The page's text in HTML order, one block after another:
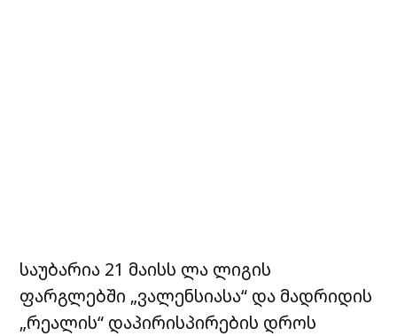
საუბარია 21 მაისს ლა ლიგის
ფარგლებში „ვალენსიასა“ და მადრიდის
„რეალის“ დაპირისპირების დროს